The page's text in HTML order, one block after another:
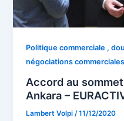
Politique commerciale ,
négociations commerciales
Accord au
Ankara –
Lambert Volpi /11/12/2020